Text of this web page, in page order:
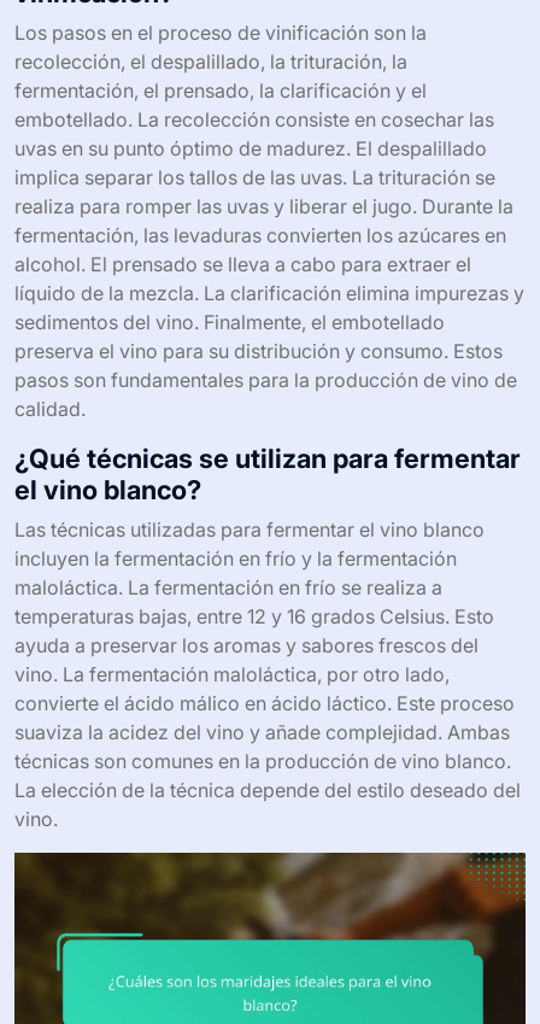
Los pasos en el proceso de vinificación son la
recolección, el despalillado, la trituración, la
fermentación, el prensado, la clarificación y el
embotellado. La recolección consiste en cosechar las
uvas en su punto óptimo de madurez. El despalillado
implica separar los tallos de las uvas. La trituración se
realiza para romper las uvas y liberar el jugo. Durante la
fermentación, las levaduras convierten los azúcares en
alcohol. El prensado se lleva a cabo para extraer el
líquido de la mezcla. La clarificación elimina impurezas y
sedimentos del vino. Finalmente, el embotellado
preserva el vino para su distribución y consumo. Estos
pasos son fundamentales para la producción de vino de
calidad.
¿Qué técnicas se utilizan para fermentar
el vino blanco?
Las técnicas utilizadas para fermentar el vino blanco
incluyen la fermentación en frío y la fermentación
maloláctica. La fermentación en frío se realiza a
temperaturas bajas, entre 12 y 16 grados Celsius. Esto
ayuda a preservar los aromas y sabores frescos del
vino. La fermentación maloláctica, por otro lado,
convierte el ácido málico en ácido láctico. Este proceso
suaviza la acidez del vino y añade complejidad. Ambas
técnicas son comunes en la producción de vino blanco.
La elección de la técnica depende del estilo deseado del
vino.